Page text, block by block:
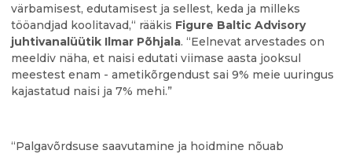
värbamisest, edutamisest ja sellest, keda ja milleks
tööandjad koolitavad,“ rääkis Figure Baltic Advisory
juhtivanalüütik Ilmar Põhjala. “Eelnevat arvestades on
meeldiv näha, et naisi edutati viimase aasta jooksul
meestest enam - ametikõrgendust sai 9% meie uuringus
kajastatud naisi ja 7% mehi.”
“Palgavõrdsuse saavutamine ja hoidmine nõuab